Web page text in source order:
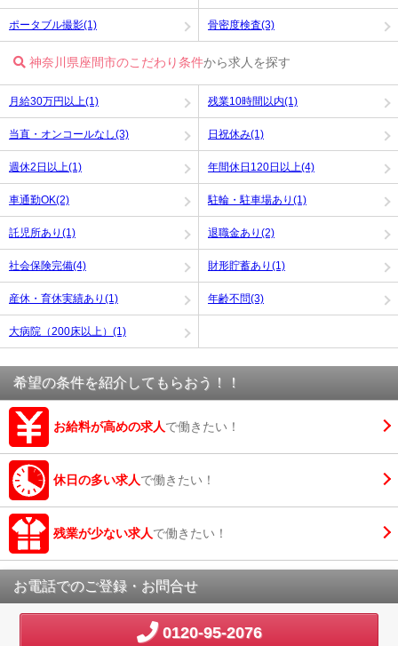
ポータブル撮影(1) 骨密度検査(3)
神奈川県座間市のこだわり条件から求人を探す
月給30万円以上(1) 残業10時間以内(1)
当直・オンコールなし(3) 日祝休み(1)
週休2日以上(1) 年間休日120日以上(4)
車通勤OK(2) 駐輪・駐車場あり(1)
託児所あり(1) 退職金あり(2)
社会保険完備(4) 財形貯蓄あり(1)
産休・育休実績あり(1) 年齢不問(3)
大病院（200床以上）(1)
希望の条件を紹介してもらおう！！
お給料が高めの求人で働きたい！
休日の多い求人で働きたい！
残業が少ない求人で働きたい！
お電話でのご登録・お問合せ
0120-95-2076